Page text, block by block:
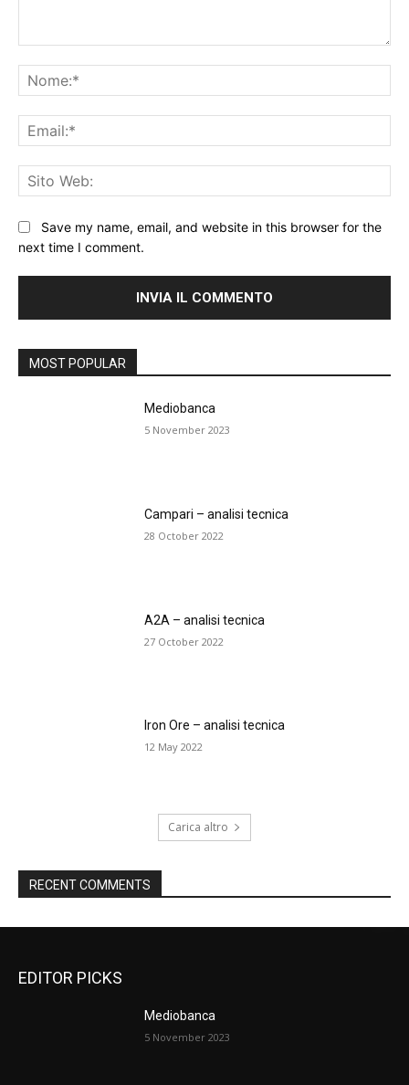
Save my name, email, and website in this browser for the
next time I comment.
MOST POPULAR
Mediobanca
5 November 2023
Campari – analisi tecnica
28 October 2022
A2A – analisi tecnica
27 October 2022
Iron Ore – analisi tecnica
12 May 2022
Carica altro
RECENT COMMENTS
EDITOR PICKS
Mediobanca
5 November 2023